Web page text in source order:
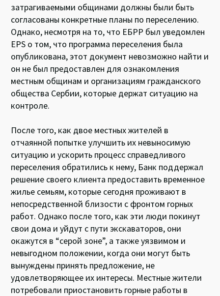
затрагиваемыми общинами должны были быть
согласованы конкретные планы по переселению.
Однако, несмотря на то, что ЕБРР был уведомлен
EPS о том, что программа переселения была
опубликована, этот документ невозможно найти и
он не был предоставлен для ознакомления
местным общинам и организациям гражданского
общества Сербии, которые держат ситуацию на
контроле.
После того, как двое местных жителей в
отчаянной попытке улучшить их невыносимую
ситуацию и ускорить процесс справедливого
переселения обратились к нему, Банк поддержал
решение своего клиента предоставить временное
жилье семьям, которые сегодня проживают в
непосредственной близости с фронтом горных
работ. Однако после того, как эти люди покинут
свои дома и уйдут с пути экскаваторов, они
окажутся в “серой зоне”, а также уязвимом и
невыгодном положении, когда они могут быть
вынуждены принять предложение, не
удовлетворяющее их интересы. Местные жители
потребовали приостановить горные работы в